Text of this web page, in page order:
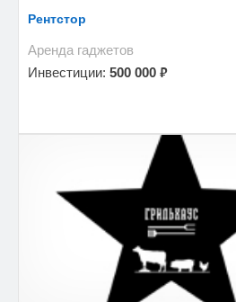
Рентстор
Аренда гаджетов
Инвестиции: 500 000 ₽